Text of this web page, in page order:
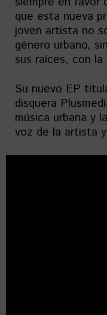
que esta nueva
joven artista no
género urbano,
sus raíces, con la
Su nuevo EP
disquera
música urbana y
voz de la artista